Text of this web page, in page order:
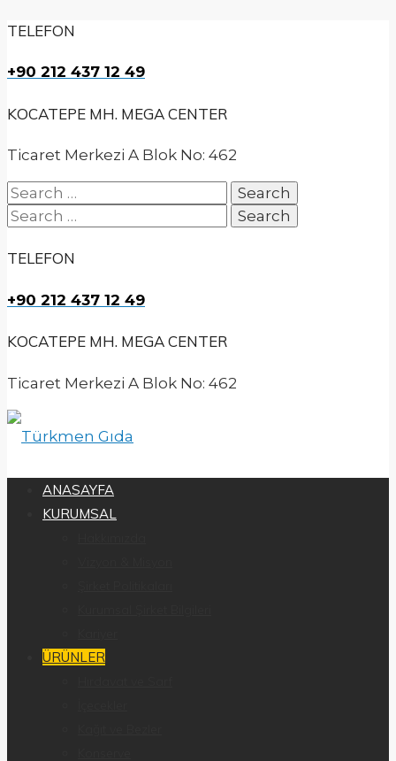
TELEFON
+90 212 437 12 49
KOCATEPE MH. MEGA CENTER
Ticaret Merkezi A Blok No: 462
Search
for:
Search
TELEFON
+90 212 437 12 49
KOCATEPE MH. MEGA CENTER
Ticaret Merkezi A Blok No: 462
ANASAYFA
KURUMSAL
ÜRÜNLER